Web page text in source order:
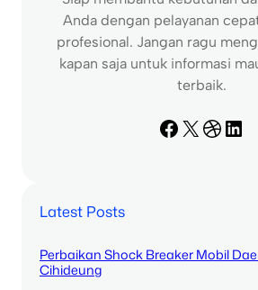
Anda dengan pelayanan
profesional. Jangan ragu
kapan saja untuk informasi
terbaik.
Facebook X Dribbble LinkedIn
Latest Posts
Perbaikan Shock Breaker Mobil
Cihideung